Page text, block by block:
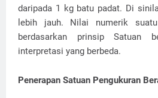
daripada 1 kg batu padat. Di
lebih jauh. Nilai numerik
berdasarkan prinsip Satuan
interpretasi yang berbeda.
Penerapan Satuan Pengukuran